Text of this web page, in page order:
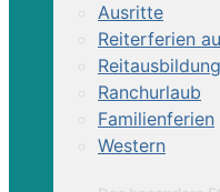
Ausritte
Reiterferien
Reitausbildung
Ranchurlaub
Familienferien
Western